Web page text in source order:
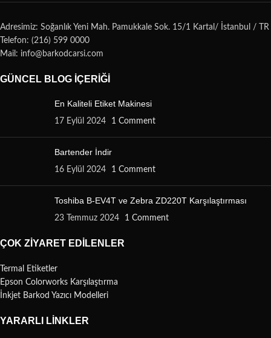
Adresimiz: Soğanlık Yeni Mah. Pamukkale Sok. 15/1 Kartal/ İstanbul / TR
Telefon: (216) 599 0000
Mail: info@barkodcarsi.com
GÜNCEL BLOG İÇERIĞI
En Kaliteli Etiket Makinesi
17 Eylül 2024 1 Comment
Bartender İndir
16 Eylül 2024 1 Comment
Toshiba B-EV4T ve Zebra ZD220T Karşılaştırması
23 Temmuz 2024 1 Comment
ÇOK ZIYARET EDILENLER
Termal Etiketler
Epson Colorworks Karşılaştırma
İnkjet Barkod Yazıcı Modelleri
YARARLI LINKLER